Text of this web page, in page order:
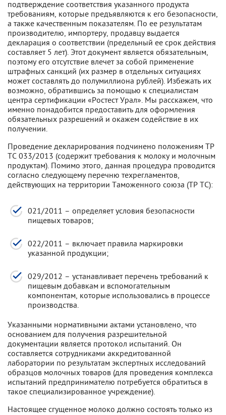
подтверждение соответствия указанного продукта
требованиям, которые предъявляются к его безопасности,
а также качественным показателям. По ее результатам
производителю, импортеру, продавцу выдается
декларация о соответствии (предельный ее срок действия
составляет 5 лет). Этот документ является обязательным,
поэтому его отсутствие влечет за собой применение
штрафных санкций (их размер в отдельных ситуациях
может составлять до полумиллиона рублей). Избежать их
возможно, обратившись за помощью к специалистам
центра сертификации «Ростест Урал». Мы расскажем, что
именно понадобится предоставить для оформления
обязательных разрешений и окажем содействие в их
получении.
Проведение декларирования подчинено положениям ТР
ТС 033/2013 (содержит требования к молоку и молочным
продуктам). Помимо этого, данная процедура проводится
согласно следующему перечню техрегламентов,
действующих на территории Таможенного союза (ТР ТС):
021/2011 – определяет условия безопасности
пищевых товаров;
022/2011 – включает правила маркировки
указанной продукции;
029/2012 – устанавливает перечень требований к
пищевым добавкам и вспомогательным
компонентам, которые использовались в процессе
производства.
Указанными нормативными актами установлено, что
основанием для получения разрешительной
документации является протокол испытаний. Он
составляется сотрудниками аккредитованной
лаборатории по результатам экспертных исследований
образцов молочных товаров (для проведения комплекса
испытаний предпринимателю потребуется обратиться в
такое специализированное учреждение).
Настоящее сгущенное молоко должно состоять только из